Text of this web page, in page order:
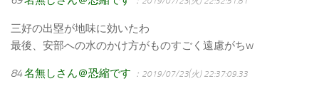
三好の出塁が地味に効いたわ
最後、安部への水のかけ方がものすごく遠慮がちw
84名無しさん＠恐縮です ：2019/07/23(火) 22:37:09.33